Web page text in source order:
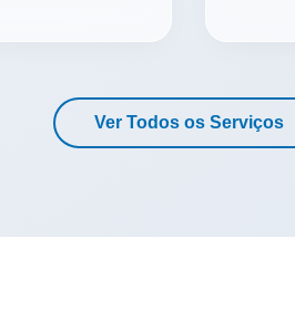
Ver Todos os Serviços